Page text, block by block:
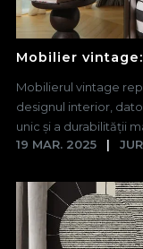
Mobilier
Mobilierul vintage
designul interior,
unic și a durabilității
19 MAR. 2025